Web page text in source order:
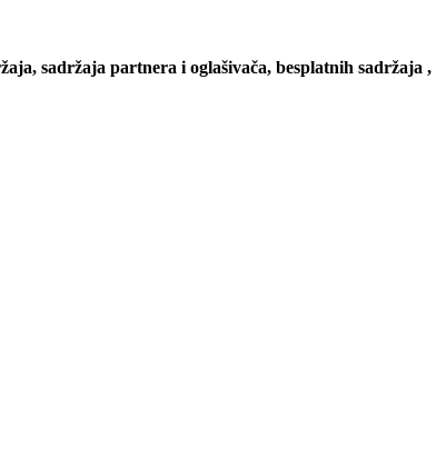
sadržaja partnera i oglašivača, besplatnih